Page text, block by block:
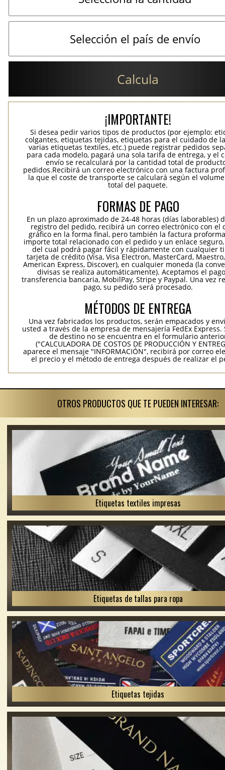
Calcula
¡IMPORTANTE!
Si desea pedir varios tipos de productos (por ejemplo:
colgantes, etiquetas tejidas, etiquetas para el cuidado de
varias etiquetas textiles, etc.) puede registrar pedidos
para cada modelo, pagará una sola tarifa de entrega, y el
envío se recalculará por la cantidad total de
pedidos.Recibirá un correo electrónico con una factura
la que el coste de transporte se calculará según el
total del paquete.
FORMAS DE PAGO
En un plazo aproximado de 24-48 horas (días laborables)
registro del pedido, recibirá un correo electrónico con el
gráfico en la forma final, pero también la factura
importe total relacionado con el pedido y un enlace
del cual podrá pagar fácil y rápidamente con cualquier
tarjeta de crédito (Visa, Visa Electron, MasterCard,
American Express, Discover), en cualquier moneda (la
divisas se realiza automáticamente). Aceptamos el
transferencia bancaria, MobilPay, Stripe y Paypal. Una vez
pago, su pedido será procesado.
MÉTODOS DE ENTREGA
Una vez fabricados los productos, serán empacados y
usted a través de la empresa de mensajería FedEx Express.
de destino no se encuentra en el formulario
("CALCULADORA DE COSTOS DE PRODUCCIÓN Y
aparece el mensaje "INFORMACIÓN", recibirá por correo
el precio y el método de entrega después de realizar el
OTROS PRODUCTOS QUE TE PUEDEN INTERESAR:
Etiquetas textiles impresas
Etiquetas de tallas para ropa
Etiquetas tejidas